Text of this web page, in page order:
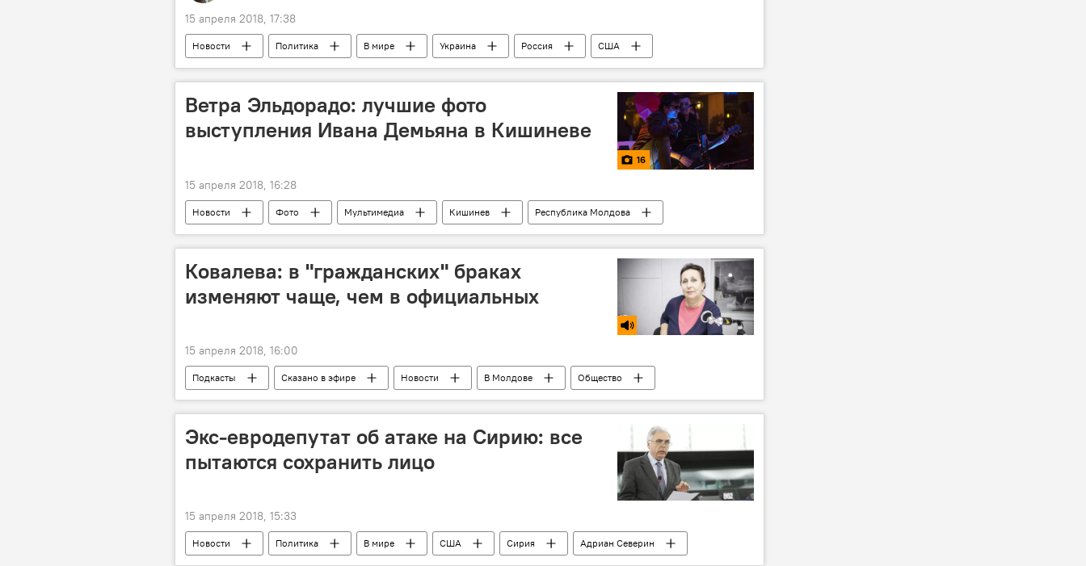
15 апреля 2018, 17:38
Новости Политика В мире Украина Россия
США
Сирия
Ветра Эльдорадо: лучшие фото
выступления Ивана Демьяна в Кишиневе
16
15 апреля 2018, 16:28
Новости Фото Мультимедиа Кишинев
Республика Молдова
Иван Демьян
рок рок-н-ролл концерт выступление
Ковалева: в "гражданских" браках
изменяют чаще, чем в официальных
15 апреля 2018, 16:00
Подкасты Сказано в эфире Новости В Молдове
Общество
Кишинев
Республика Молдова Елена Ковалева семья
брак
Экс-евродепутат об атаке на Сирию: все
пытаются сохранить лицо
15 апреля 2018, 15:33
Новости Политика В мире США Сирия Адриан Северин